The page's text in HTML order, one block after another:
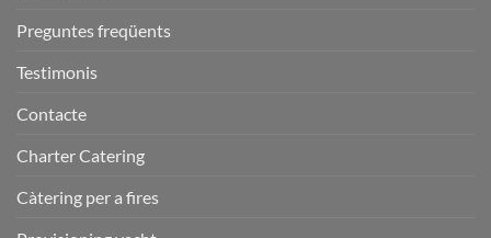
Preguntes freqüents
Testimonis
Contacte
Charter Catering
Càtering per a fires